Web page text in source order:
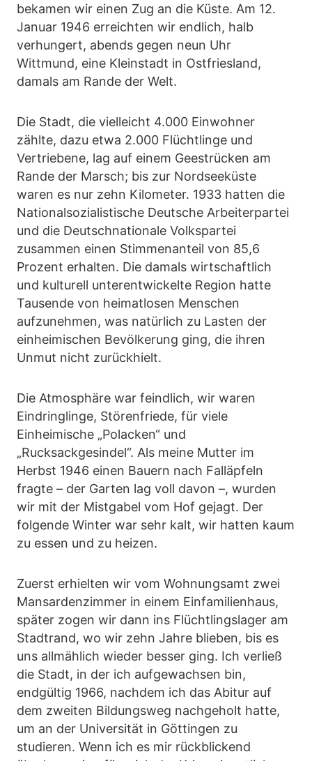
bekamen wir einen Zug an die Küste. Am 12.
Januar 1946 erreichten wir endlich, halb
verhungert, abends gegen neun Uhr
Wittmund, eine Kleinstadt in Ostfriesland,
damals am Rande der Welt.
Die Stadt, die vielleicht 4.000 Einwohner
zählte, dazu etwa 2.000 Flüchtlinge und
Vertriebene, lag auf einem Geestrücken am
Rande der Marsch; bis zur Nordseeküste
waren es nur zehn Kilometer. 1933 hatten die
Nationalsozialistische Deutsche Arbeiterpartei
und die Deutschnationale Volkspartei
zusammen einen Stimmenanteil von 85,6
Prozent erhalten. Die damals wirtschaftlich
und kulturell unterentwickelte Region hatte
Tausende von heimatlosen Menschen
aufzunehmen, was natürlich zu Lasten der
einheimischen Bevölkerung ging, die ihren
Unmut nicht zurückhielt.
Die Atmosphäre war feindlich, wir waren
Eindringlinge, Störenfriede, für viele
Einheimische „Polacken“ und
„Rucksackgesindel“. Als meine Mutter im
Herbst 1946 einen Bauern nach Falläpfeln
fragte – der Garten lag voll davon –, wurden
wir mit der Mistgabel vom Hof gejagt. Der
folgende Winter war sehr kalt, wir hatten kaum
zu essen und zu heizen.
Zuerst erhielten wir vom Wohnungsamt zwei
Mansardenzimmer in einem Einfamilienhaus,
später zogen wir dann ins Flüchtlingslager am
Stadtrand, wo wir zehn Jahre blieben, bis es
uns allmählich wieder besser ging. Ich verließ
die Stadt, in der ich aufgewachsen bin,
endgültig 1966, nachdem ich das Abitur auf
dem zweiten Bildungsweg nachgeholt hatte,
um an der Universität in Göttingen zu
studieren. Wenn ich es mir rückblickend